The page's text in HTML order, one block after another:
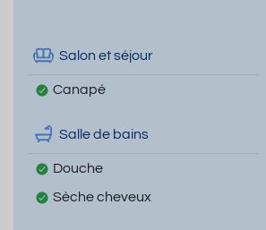
Salon et séjour
Canapé
Salle de bains
Douche
Sèche cheveux